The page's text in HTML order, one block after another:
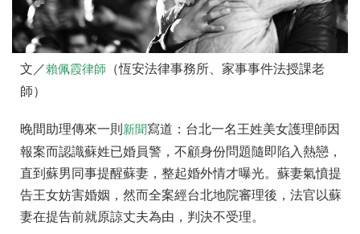
文／賴佩霞律師 （恆安法律事務所、家事事件法授課老
師）
晚間助理傳來一則 新聞寫道：台北一名王姓美女護理師因
報案而認識蘇姓已婚員警，不顧身份問題隨即陷入熱戀，
直到蘇男同事提醒蘇妻，整起婚外情才曝光。蘇妻氣憤提
告王女妨害婚姻，然而全案經台北地院審理後，法官以蘇
妻在提告前就原諒丈夫為由，判決不受理。